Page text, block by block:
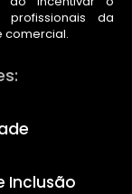
profissionais da
comercial.
Inclusão